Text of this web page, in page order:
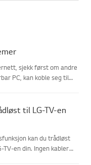
sjekk først om andre
PC, kan koble seg til
til LG-TV-en
kan du trådløst
en din. Ingen kabler